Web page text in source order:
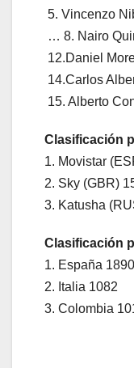
5. Vincenzo
… 8. Nairo
12.Daniel
14.Carlos
15. Alberto
Clasificación
1. Movistar
2. Sky (GBR)
3. Katusha
Clasificación
1. España 1890
2. Italia 1082
3. Colombia